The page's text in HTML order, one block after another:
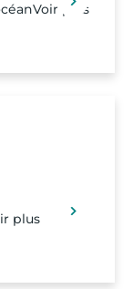
Voir plus
plus